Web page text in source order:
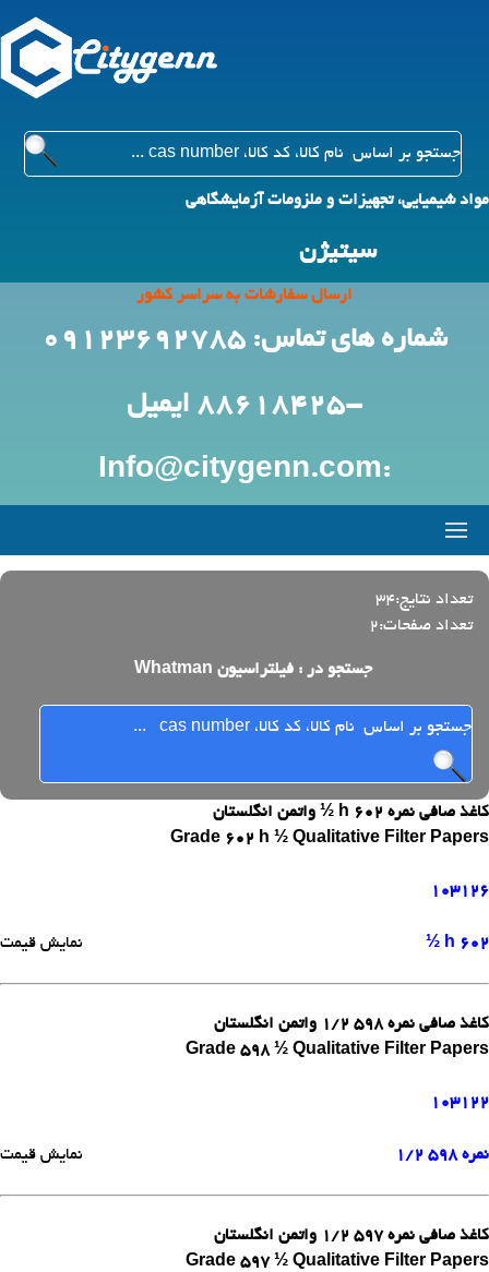
مواد شیمیایی، تجهیزات و ملزومات آزمایشگاهی
سیتیژن
ارسال سفارشات به سراسر کشور
شماره های تماس: 09123692785
-88618425 ایمیل
:Info@citygenn.com
تعداد نتایج:34
تعداد صفحات:2
جستجو در : فیلتراسیون Whatman
کاغذ صافی نمره 602 h ½ واتمن انگلستان
Grade 602 h ½ Qualitative Filter Papers
103126
602 h ½ نمایش قیمت
کاغذ صافی نمره 598 1/2 واتمن انگلستان
Grade 598 ½ Qualitative Filter Papers
103122
نمره 598 1/2 نمایش قیمت
کاغذ صافی نمره 597 1/2 واتمن انگلستان
Grade 597 ½ Qualitative Filter Papers